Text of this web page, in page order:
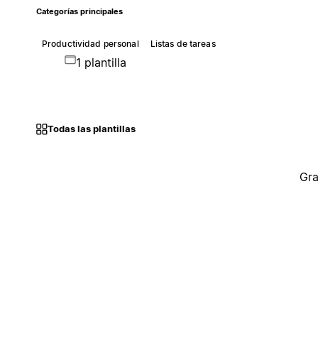
Categorías principales
Productividad personal Listas de tareas
1 plantilla
Todas las plantillas